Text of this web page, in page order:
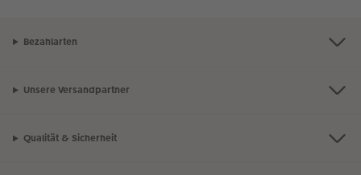
Bezahlarten
Unsere Versandpartner
Qualität & Sicherheit